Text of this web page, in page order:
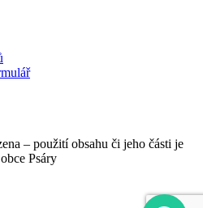
– použití obsahu či jeho části je
Psáry